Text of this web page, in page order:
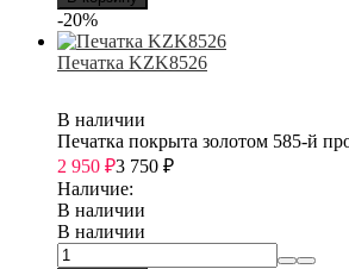
-20%
Печатка KZK8526
В наличии
Печатка покрыта золотом 585-й
2 950 ₽3 750 ₽
Наличие:
В наличии
В наличии